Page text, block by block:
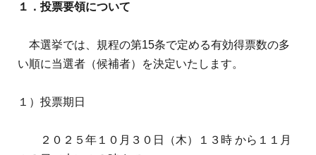
１．投票要領について
本選挙では、規程の第15条で定める有効得票数の多
い順に当選者（候補者）を決定いたします。
１）投票期日
２０２５年１０月３０日（木）１３時 から１１月